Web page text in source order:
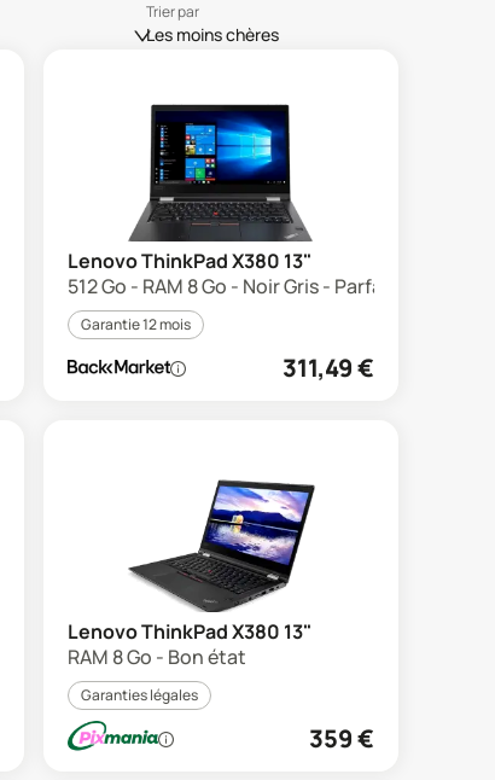
Trier par
Les moins chères
Lenovo ThinkPad X380 13"
512 Go - RAM 8 Go - Noir Gris - Parfait état
Garantie 12 mois
311,49€
Lenovo ThinkPad X380 13"
RAM 8 Go - Bon état
Garanties légales
359€